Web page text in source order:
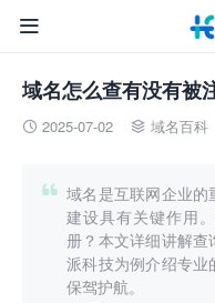

域名怎么查有没有被
 2025-07-02  域名百科
 域名是互联网企业
建设具有关键作用
册？本文详细讲解
派科技为例介绍专
保驾护航。